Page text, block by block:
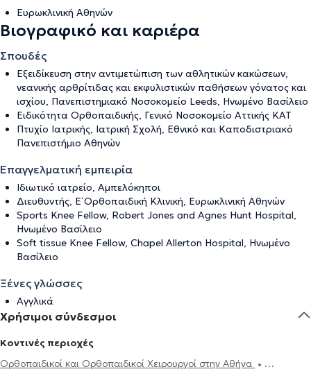
Ευρωκλινική Αθηνών
Βιογραφικό και καριέρα
Σπουδές
Εξειδίκευση στην αντιμετώπιση των αθλητικών κακώσεων,
νεανικής αρθρίτιδας και εκφυλιστικών παθήσεων γόνατος και
ισχίου, Πανεπιστημιακό Νοσοκομείο Leeds, Ηνωμένο Βασίλειο
Ειδικότητα Ορθοπαιδικής, Γενικό Νοσοκομείο Αττικής ΚΑΤ
Πτυχίο Ιατρικής, Ιατρική Σχολή, Εθνικό και Καποδιστριακό
Πανεπιστήμιο Αθηνών
Επαγγελματική εμπειρία
Ιδιωτικό ιατρείο, Αμπελόκηποι
Διευθυντής, Ε΄ Ορθοπαιδική Κλινική, Ευρωκλινική Αθηνών
Sports Knee Fellow, Robert Jones and Agnes Hunt Hospital,
Ηνωμένο Βασίλειο
Soft tissue Knee Fellow, Chapel Allerton Hospital, Ηνωμένο
Βασίλειο
Ξένες γλώσσες
Αγγλικά
Χρήσιμοι σύνδεσμοι
Κοντινές περιοχές
Ορθοπαιδικοί και Ορθοπαιδικοί Χειρουργοί στην Αθήνα